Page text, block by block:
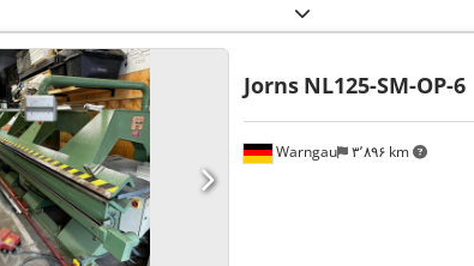
Warngau ۳٬۸۹۶ km
Jorns NL125-SM-OP-6